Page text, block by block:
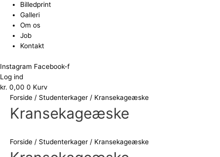
Billedprint
Galleri
Om os
Job
Kontakt
Instagram Facebook-f
Log ind
kr. 0,00 0 Kurv
Forside / Studenterkager / Kransekageæske
Kransekageæske
Forside / Studenterkager / Kransekageæske